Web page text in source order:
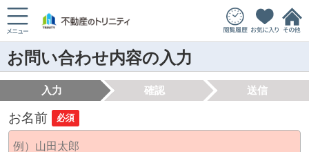
お問い合わせ内容の入力
入力 確認 送信
お名前 必須